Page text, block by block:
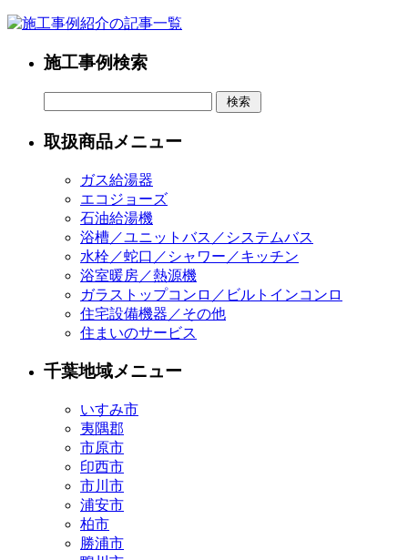
施工事例検索
取扱商品メニュー
ガス給湯器
エコジョーズ
石油給湯機
浴槽／ユニットバス／システムバス
水栓／蛇口／シャワー／キッチン
浴室暖房／熱源機
ガラストップコンロ／ビルトインコンロ
住宅設備機器／その他
住まいのサービス
千葉地域メニュー
いすみ市
夷隅郡
市原市
印西市
市川市
浦安市
柏市
勝浦市